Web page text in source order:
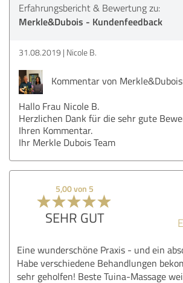
Erfahrungsbericht & Bewertung zu:
Merkle&Dubois - Kundenfeedback
31.08.2019 Nicole B.
Kommentar von
Hallo Frau Nicole B.
Herzlichen Dank für die sehr gute
Ihren Kommentar.
Ihr Merkle Dubois Team
5,00 von 5
SEHR GUT
Eine wunderschöne Praxis - und ein
Habe verschiedene Behandlungen
sehr geholfen! Beste Tuina-Massage